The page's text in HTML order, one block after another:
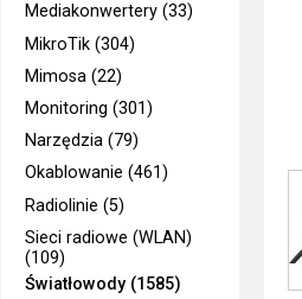
Mediakonwertery (33)
MikroTik (304)
Mimosa (22)
Monitoring (301)
Narzędzia (79)
Okablowanie (461)
Radiolinie (5)
Sieci radiowe (WLAN)
(109)
Światłowody (1585)